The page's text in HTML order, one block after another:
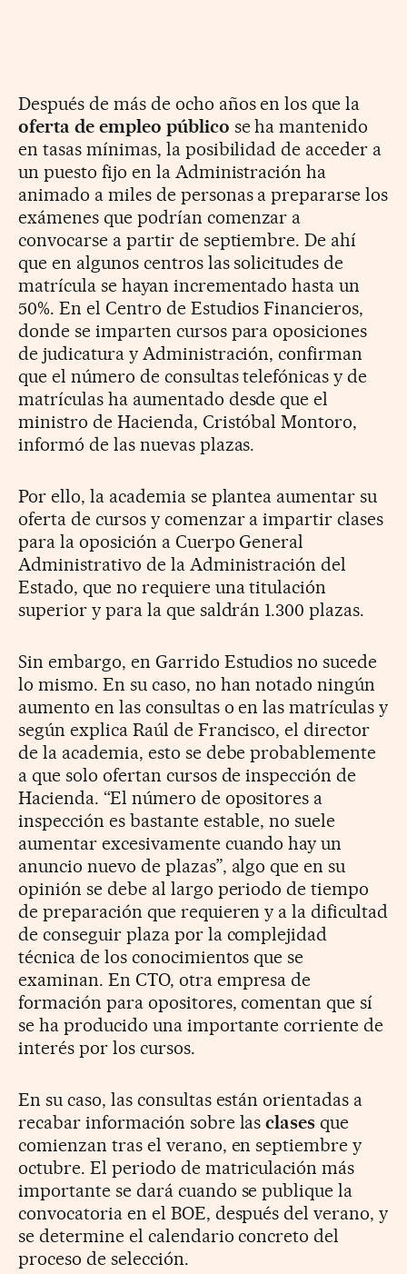
Después de más de ocho años en los que la
oferta de empleo público se ha mantenido
en tasas mínimas, la posibilidad de acceder a
un puesto fijo en la Administración ha
animado a miles de personas a prepararse los
exámenes que podrían comenzar a
convocarse a partir de septiembre. De ahí
que en algunos centros las solicitudes de
matrícula se hayan incrementado hasta un
50%. En el Centro de Estudios Financieros,
donde se imparten cursos para oposiciones
de judicatura y Administración, confirman
que el número de consultas telefónicas y de
matrículas ha aumentado desde que el
ministro de Hacienda, Cristóbal Montoro,
informó de las nuevas plazas.
Por ello, la academia se plantea aumentar su
oferta de cursos y comenzar a impartir clases
para la oposición a Cuerpo General
Administrativo de la Administración del
Estado, que no requiere una titulación
superior y para la que saldrán 1.300 plazas.
Sin embargo, en Garrido Estudios no sucede
lo mismo. En su caso, no han notado ningún
aumento en las consultas o en las matrículas y
según explica Raúl de Francisco, el director
de la academia, esto se debe probablemente
a que solo ofertan cursos de inspección de
Hacienda. “El número de opositores a
inspección es bastante estable, no suele
aumentar excesivamente cuando hay un
anuncio nuevo de plazas”, algo que en su
opinión se debe al largo periodo de tiempo
de preparación que requieren y a la dificultad
de conseguir plaza por la complejidad
técnica de los conocimientos que se
examinan. En CTO, otra empresa de
formación para opositores, comentan que sí
se ha producido una importante corriente de
interés por los cursos.
En su caso, las consultas están orientadas a
recabar información sobre lasclases que
comienzan tras el verano, en septiembre y
octubre. El periodo de matriculación más
importante se dará cuando se publique la
convocatoria en el BOE, después del verano, y
se determine el calendario concreto del
proceso de selección.